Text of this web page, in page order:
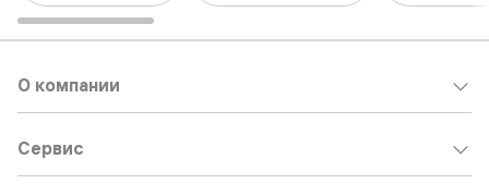
О компании
Сервис